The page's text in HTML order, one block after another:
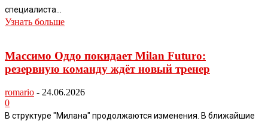
специалиста...
Узнать больше
Массимо Оддо покидает Milan Futuro:
резервную команду ждёт новый тренер
romario - 24.06.2026
0
В структуре "Милана" продолжаются изменения. В ближайшие